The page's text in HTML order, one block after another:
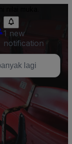
1 new
notification